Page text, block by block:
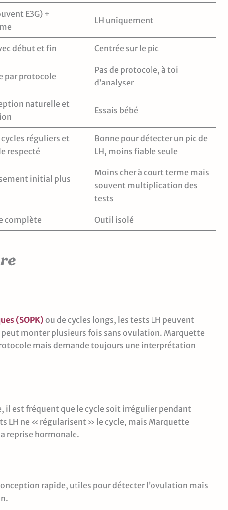
E3G) +
LH uniquement
début et fin Centrée sur le pic
par protocole
Pas de protocole, à toi
d’analyser
naturelle et
Essais bébé
réguliers et
respecté
Bonne pour détecter un pic de
LH, moins fiable seule
initial plus
Moins cher à court terme mais
souvent multiplication des
tests
complète Outil isolé
(SOPK) ou de cycles longs, les tests LH peuvent
monter plusieurs fois sans ovulation. Marquette
mais demande toujours une interprétation
il est fréquent que le cycle soit irrégulier pendant
LH ne « régularisent » le cycle, mais Marquette
reprise hormonale.
rapide, utiles pour détecter l’ovulation mais